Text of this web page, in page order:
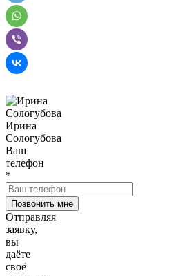
Ирина
Сологубова
Ваш
телефон
*
Отправляя
заявку,
вы
даёте
своё